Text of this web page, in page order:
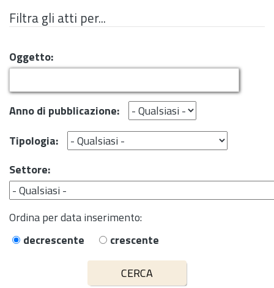
Filtra gli atti per...
Oggetto:
Anno di pubblicazione:
Tipologia:
Settore:
Ordina per data inserimento:
decrescente
crescente